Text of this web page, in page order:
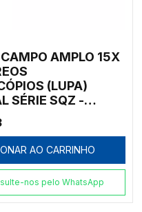
AMPLO 15X
(LUPA)
SÉRIE SQZ -
AO CARRINHO
nos pelo WhatsApp